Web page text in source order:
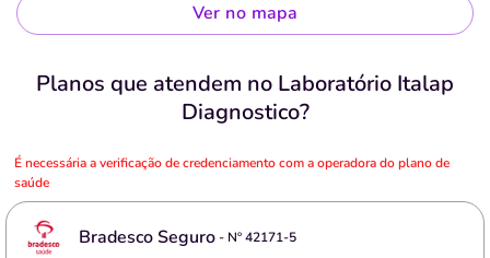
Ver no mapa
Planos que atendem no Laboratório Italap
Diagnostico?
É necessária a verificação de credenciamento com a operadora do plano de
saúde
Bradesco Seguro- Nº42171-5